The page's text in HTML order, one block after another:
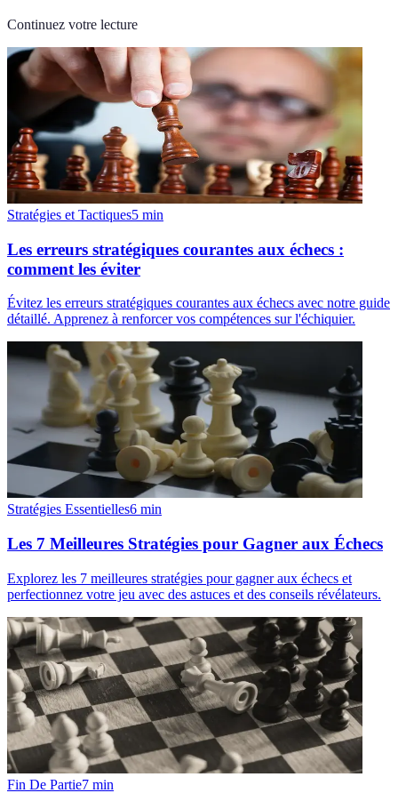
Continuez votre lecture
Stratégies et Tactiques5 min
Les erreurs stratégiques courantes aux échecs :
comment les éviter
Évitez les erreurs stratégiques courantes aux échecs avec notre guide
détaillé. Apprenez à renforcer vos compétences sur l'échiquier.
Stratégies Essentielles6 min
Les 7 Meilleures Stratégies pour Gagner aux Échecs
Explorez les 7 meilleures stratégies pour gagner aux échecs et
perfectionnez votre jeu avec des astuces et des conseils révélateurs.
Fin De Partie7 min